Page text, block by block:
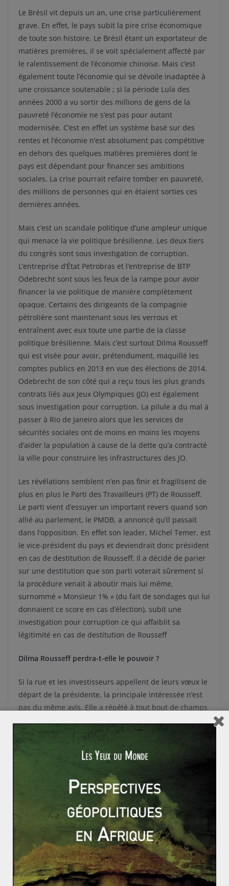
Le Brésil vit depuis un an, une crise particulièrement
grave. En effet, le pays subit la pire crise économique
de toute son histoire. Le Brésil étant un exportateur de
matières premières, il se voit spécialement affecté par
le ralentissement de l’économie chinoise. Mais c’est
également toute l’économie qui se dévoile inadaptée à
une croissance soutenable ; si la période Lula des
années 2000 a vu sortir des millions de gens de la
pauvreté l’économie ne s’est pas pour autant
modernisée. C’est en effet un système basé sur des
rentes et l’économie n’est absolument pas compétitive
en dehors des quelques matières premières dont le
pays est dépendant pour financer ses ambitions
sociales. La crise pourrait refaire tomber en pauvreté,
des millions de personnes qui en étaient sorties ces
dernières années.
Mais c’est un scandale politique d’une ampleur unique
qui menace la vie politique brésilienne. Les deux tiers
du congrès sont sous investigation de corruption.
L’entreprise d’État Petrobras et l’entreprise de BTP
Odebrecht sont sous les feux de la rampe pour avoir
financer la vie politique de manière complètement
opaque. Certains des dirigeants de la compagnie
pétrolière sont maintenant sous les verrous et
entraînent avec eux toute une partie de la classe
politique brésilienne. Mais c’est surtout Dilma Rousseff
qui est visée pour avoir, prétendument, maquillé les
comptes publics en 2013 en vue des élections de 2014.
Odebrecht de son côté qui a reçu tous les plus grands
contrats liés aux Jeux Olympiques (JO) est également
sous investigation pour corruption. La pilule a du mal à
passer à Rio de Janeiro alors que les services de
sécurités sociales ont de moins en moins les moyens
d’aider la population à cause de la dette qu’a contracté
la ville pour construire les infrastructures des JO.
Les révélations semblent n’en pas finir et fragilisent de
plus en plus le Parti des Travailleurs (PT) de Rousseff.
Le parti vient d’essuyer un important revers quand son
allié au parlement, le PMDB, a annoncé qu’il passait
dans l’opposition. En effet son leader, Michel Temer, est
le vice-président du pays et deviendrait donc président
en cas de destitution de Rousseff. Il a décidé de parier
sur une destitution que son parti voterait sûrement si
la procédure venait à aboutir mais lui même,
surnommé « Monsieur 1% » (du fait de sondages qui lui
donnaient ce score en cas d’élection), subit une
investigation pour corruption ce qui affaiblit sa
légitimité en cas de destitution de Rousseff
Dilma Rousseff perdra-t-elle le pouvoir ?
Si la rue et les investisseurs appellent de leurs vœux le
départ de la présidente, la principale intéressée n’est
pas du même avis. Elle a répété à tout bout de champs
démissionnerait. Si cette option semble hors de
question, la procédure de destitution paraît également
bancale. La perte du PMDB affaiblit la position de Dilma
Rousseff mais Michel Temer ne représente pas un
concurrent très sérieux dans l’immédiat. De plus la
procédure de destitution est une procédure longue et
compliquée et il est difficile d’imagine le congrès
destituer Dilma Rousseff alors que celle-ci s’apprête à
inaugurer les JO d’été 2016.
Le scandale en cours au Brésil dévoile plusieurs
problèmes sur lesquels il faut s’arrêter. Le pays doit